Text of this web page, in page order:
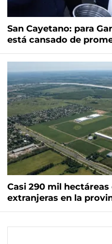
San Cayetano: para
está cansado de
Casi 290 mil
extranjeras en la